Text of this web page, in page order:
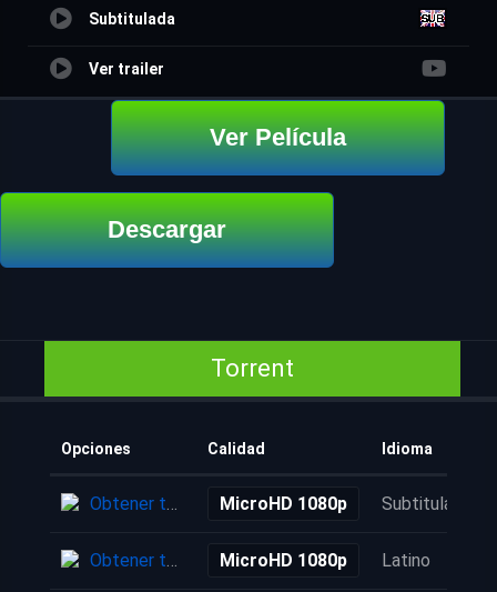
Subtitulada
Ver trailer
Ver Película
Descargar
Torrent
Opciones Calidad Idioma
Obtener torrent MicroHD 1080p Subtitulada
Obtener torrent MicroHD 1080p Latino